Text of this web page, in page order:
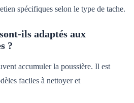
spécifiques selon le type de tache.
ils adaptés aux
?
accumuler la poussière. Il est
faciles à nettoyer et